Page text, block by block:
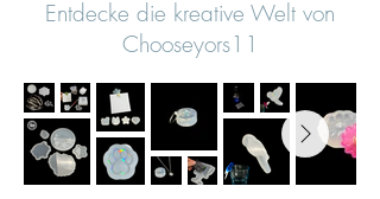
Entdecke die kreative Welt von
Chooseyors11